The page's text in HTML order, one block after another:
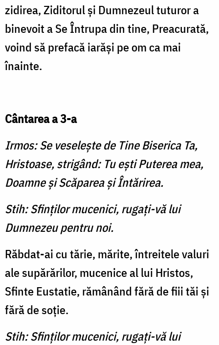
zidirea, Ziditorul şi Dumnezeul tuturor a
binevoit a Se Întrupa din tine, Preacurată,
voind să prefacă iarăşi pe om ca mai
înainte.
Cântarea a 3-a
Irmos: Se veseleşte de Tine Biserica Ta,
Hristoase, strigând: Tu eşti Puterea mea,
Doamne şi Scăparea şi Întărirea.
Stih: Sfinţilor mucenici, rugaţi-vă lui
Dumnezeu pentru noi.
Răbdat-ai cu tărie, mărite, întreitele valuri
ale supărărilor, mucenice al lui Hristos,
Sfinte Eustatie, rămânând fără de fiii tăi şi
fără de soţie.
Stih: Sfinţilor mucenici, rugaţi-vă lui